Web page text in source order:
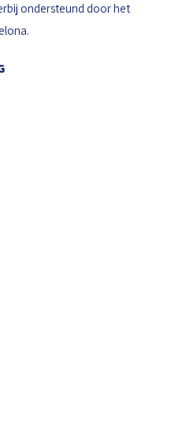
ondersteund door het